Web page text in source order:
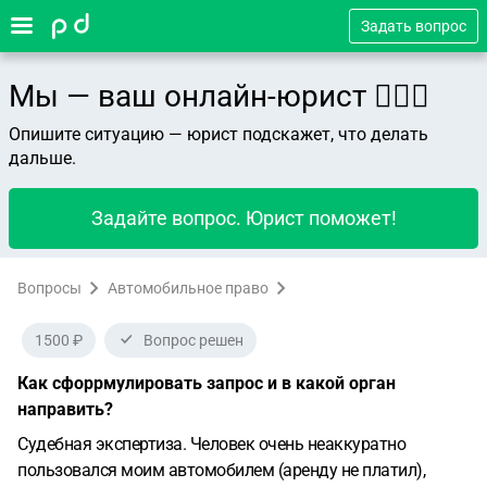
Задать вопрос
Мы — ваш онлайн-юрист 👨🏻‍⚖️
Опишите ситуацию — юрист подскажет, что делать
дальше.
Задайте вопрос. Юрист поможет!
Вопросы Автомобильное право
1500 ₽ Вопрос решен
Как сфоррмулировать запрос и в какой орган
направить?
Судебная экспертиза. Человек очень неаккуратно
пользовался моим автомобилем (аренду не платил),